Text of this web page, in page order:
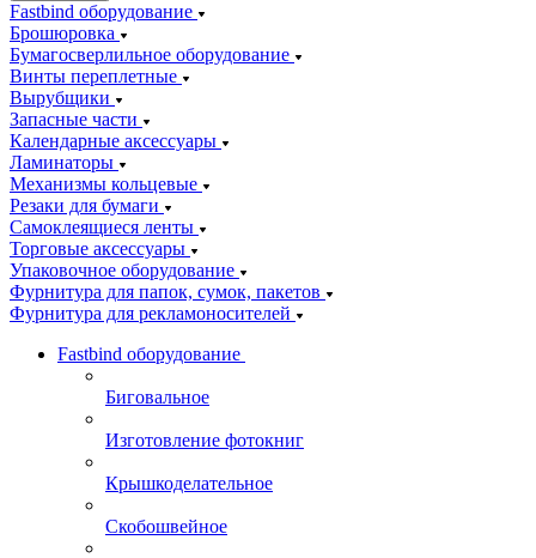
Fastbind оборудование
Брошюровка
Бумагосверлильное оборудование
Винты переплетные
Вырубщики
Запасные части
Календарные аксессуары
Ламинаторы
Механизмы кольцевые
Резаки для бумаги
Самоклеящиеся ленты
Торговые аксессуары
Упаковочное оборудование
Фурнитура для папок, сумок, пакетов
Фурнитура для рекламоносителей
Fastbind оборудование
Биговальное
Изготовление фотокниг
Крышкоделательное
Скобошвейное